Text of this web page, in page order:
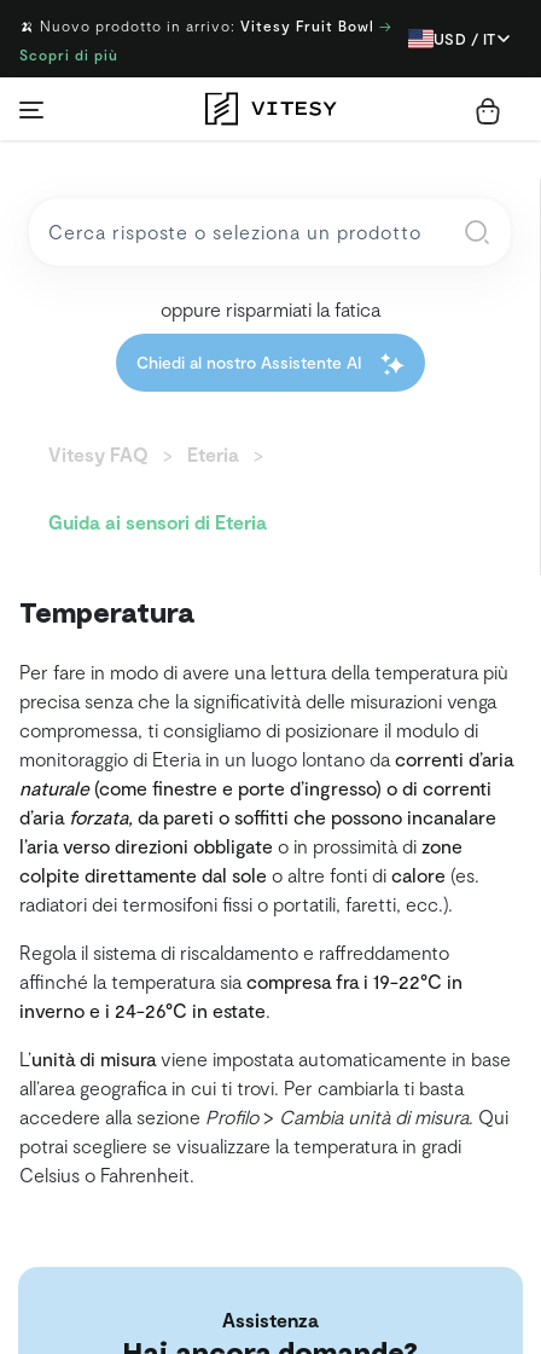
🍌 Nuovo prodotto in arrivo: Vitesy Fruit Bowl →
Scopri di più
USD / IT
oppure risparmiati la fatica
Chiedi al nostro Assistente AI
Vitesy FAQ Eteria
Guida ai sensori di Eteria
Temperatura
Per fare in modo di avere una lettura della temperatura più
precisa senza che la significatività delle misurazioni venga
compromessa, ti consigliamo di posizionare il modulo di
monitoraggio di Eteria in un luogo lontano da correnti d’aria
naturale (come finestre e porte d’ingresso) o di correnti
d’aria forzata, da pareti o soffitti che possono incanalare
l’aria verso direzioni obbligate o in prossimità di zone
colpite direttamente dal sole o altre fonti di calore (es.
radiatori dei termosifoni fissi o portatili, faretti, ecc.).
Regola il sistema di riscaldamento e raffreddamento
affinché la temperatura sia compresa fra i 19-22°C in
inverno e i 24-26°C in estate.
L’unità di misuraviene impostata automaticamente in base
all’area geografica in cui ti trovi. Per cambiarla ti basta
accedere alla sezione Profilo> Cambia unità di misura. Qui
potrai scegliere se visualizzare la temperatura in gradi
Celsius o Fahrenheit.
Assistenza